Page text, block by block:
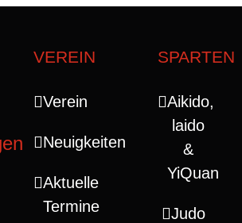
VEREIN
Verein
Neuigkeiten
Aktuelle
Termine
SPARTEN
Aikido,
laido
&
YiQuan
Judo